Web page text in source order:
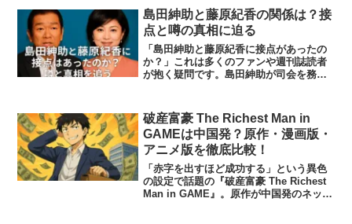
す。しかも、鬼滅の刃やスパイファミリ
ー出演説、代表キャラをめぐ...
島田紳助と藤原紀香の関係は？接
点と噂の真相に迫る
「島田紳助と藤原紀香に接点があったの
か？」これは多くのファンや週刊誌読者
が抱く疑問です。島田紳助が司会を務め
人の関係に注目が集まりました。この記
事では、「同番組での共演...
破産富豪 The Richest Man in
GAMEは中国発？原作・漫画版・
アニメ版を徹底比較！
「赤字を出すほど成功する」という異色
の設定で話題の『破産富豪 The Richest
Man in GAME』。原作が中国発のネット